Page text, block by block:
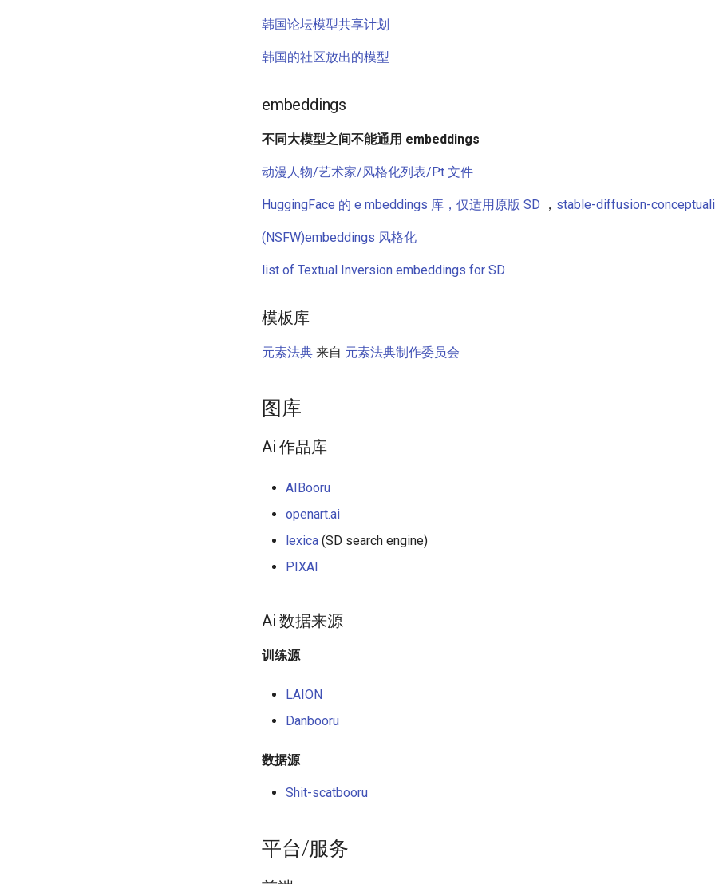
韩国论坛模型共享计划
韩国的社区放出的模型
embeddings
不同大模型之间不能通用 embeddings
动漫人物/艺术家/风格化列表/Pt 文件
HuggingFace 的 e mbeddings 库，仅适用原版 SD ， stable-diffusion-
(NSFW)embeddings 风格化
list of Textual Inversion embeddings for SD
模板库
元素法典 来自 元素法典制作委员会
图库
Ai 作品库
AIBooru
openart.ai
lexica (SD search engine)
PIXAI
Ai 数据来源
训练源
LAION
Danbooru
数据源
Shit-scatbooru
平台/服务